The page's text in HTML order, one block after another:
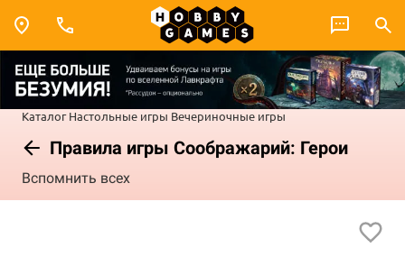
Каталог Настольные игры Вечериночные игры
Правила игры Соображарий: Герои
Вспомнить всех